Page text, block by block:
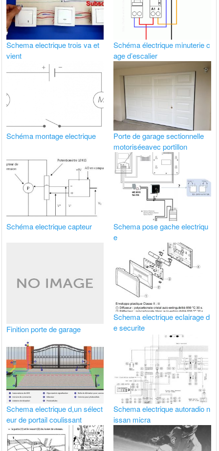
Schema electrique trois va et
vient
Schéma électrique minuterie c
age d’escalier
Schéma montage electrique
Porte de garage sectionnelle
motoriséeavec portillon
Schéma electrique capteur
Schema pose gache electriqu
e
Finition porte de garage
Schema electrique eclairage d
e securite
Schema electrique d,un sélect
eur de portail coulissant
Schema electrique autoradio n
issan micra